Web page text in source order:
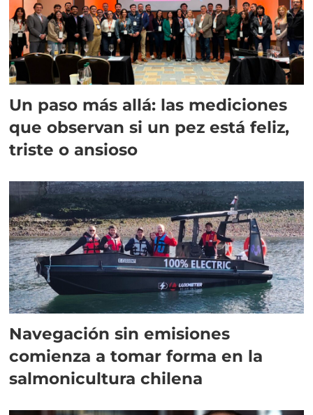
Un paso más allá: las mediciones
que observan si un pez está feliz,
triste o ansioso
Navegación sin emisiones
comienza a tomar forma en la
salmonicultura chilena